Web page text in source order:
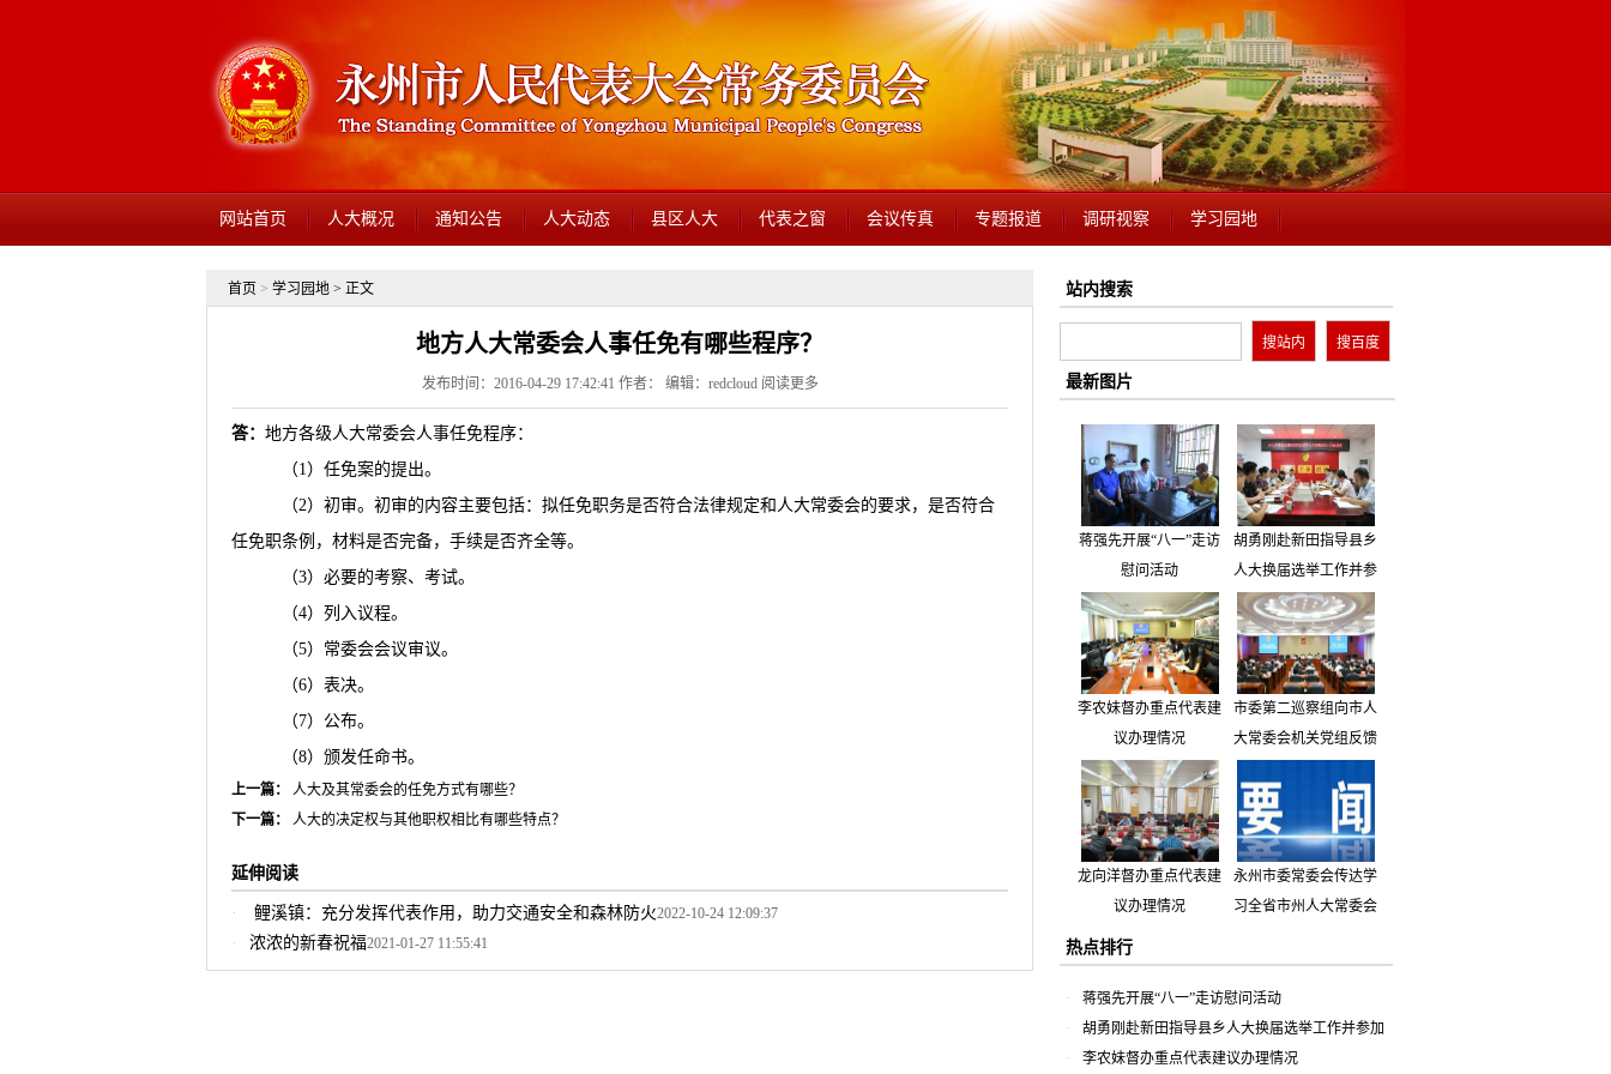
网站首页 人大概况 通知公告 人大动态 县区人大 代表之窗 会议传真 专题报道 调研视察 学习园地
首页 > 学习园地 > 正文
地方人大常委会人事任免有哪些程序？
发布时间：2016-04-29 17:42:41 作者： 编辑：redcloud 阅读更多
答： 地方各级人大常委会人事任免程序：
（1）任免案的提出。
（2）初审。初审的内容主要包括：拟任免职务是否符合法律规定和人大常委会的要求，是否符合
任免职条例，材料是否完备，手续是否齐全等。
（3）必要的考察、考试。
（4）列入议程。
（5）常委会会议审议。
（6）表决。
（7）公布。
（8）颁发任命书。
上一篇：
人大及其常委会的任免方式有哪些？
下一篇：
人大的决定权与其他职权相比有哪些特点？
延伸阅读
鲤溪镇：充分发挥代表作用，助力交通安全和森林防火2022-10-24 12:09:37
浓浓的新春祝福2021-01-27 11:55:41
站内搜索
最新图片
蒋强先开展“八一”走访
慰问活动
胡勇刚赴新田指导县乡
人大换届选举工作并参
加市人大代表小组主题
活动
李农妹督办重点代表建
议办理情况
市委第二巡察组向市人
大常委会机关党组反馈
龙向洋督办重点代表建
议办理情况
永州市委常委会传达学
习全省市州人大常委会
关精神 专题听取省人
大常委会执法检查组到
永州开展大气污染防治
相关法律法规执法检查
热点排行
蒋强先开展“八一”走访慰问活动
胡勇刚赴新田指导县乡人大换届选举工作并参加
市人大代表小组主题活动
李农妹督办重点代表建议办理情况